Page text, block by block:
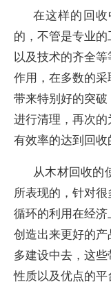
在这样的回
的，不管是专业
以及技术的齐全
作用，在多数的
带来特别好的突
进行清理，再次的
有效率的达到回收
从木材回收的
所表现的，针对
循环的利用在经
创造出来更好的
多建设中去，这
性质以及优点的平